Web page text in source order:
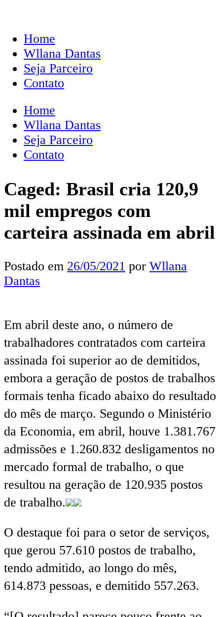
Home
Wllana Dantas
Seja Parceiro
Contato
Home
Wllana Dantas
Seja Parceiro
Contato
Caged: Brasil cria 120,9
mil empregos com
carteira assinada em abril
Postado em 26/05/2021 por Wllana
Dantas
Em abril deste ano, o número de
trabalhadores contratados com carteira
assinada foi superior ao de demitidos,
embora a geração de postos de trabalhos
formais tenha ficado abaixo do resultado
do mês de março. Segundo o Ministério
da Economia, em abril, houve 1.381.767
admissões e 1.260.832 desligamentos no
mercado formal de trabalho, o que
resultou na geração de 120.935 postos
de trabalho.
O destaque foi para o setor de serviços,
que gerou 57.610 postos de trabalho,
tendo admitido, ao longo do mês,
614.873 pessoas, e demitido 557.263.